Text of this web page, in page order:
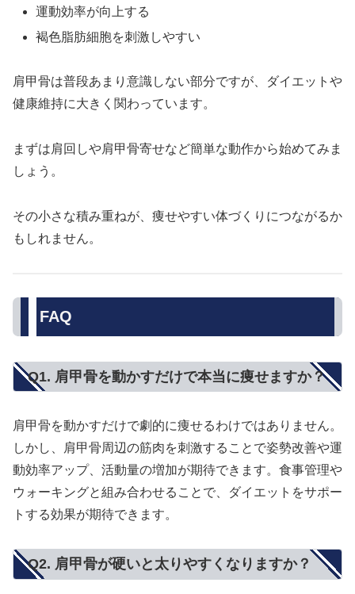
運動効率が向上する
褐色脂肪細胞を刺激しやすい
肩甲骨は普段あまり意識しない部分ですが、ダイエットや
健康維持に大きく関わっています。
まずは肩回しや肩甲骨寄せなど簡単な動作から始めてみま
しょう。
その小さな積み重ねが、痩せやすい体づくりにつながるか
もしれません。
FAQ
Q1. 肩甲骨を動かすだけで本当に痩せますか？
肩甲骨を動かすだけで劇的に痩せるわけではありません。
しかし、肩甲骨周辺の筋肉を刺激することで姿勢改善や運
動効率アップ、活動量の増加が期待できます。食事管理や
ウォーキングと組み合わせることで、ダイエットをサポー
トする効果が期待できます。
Q2. 肩甲骨が硬いと太りやすくなりますか？